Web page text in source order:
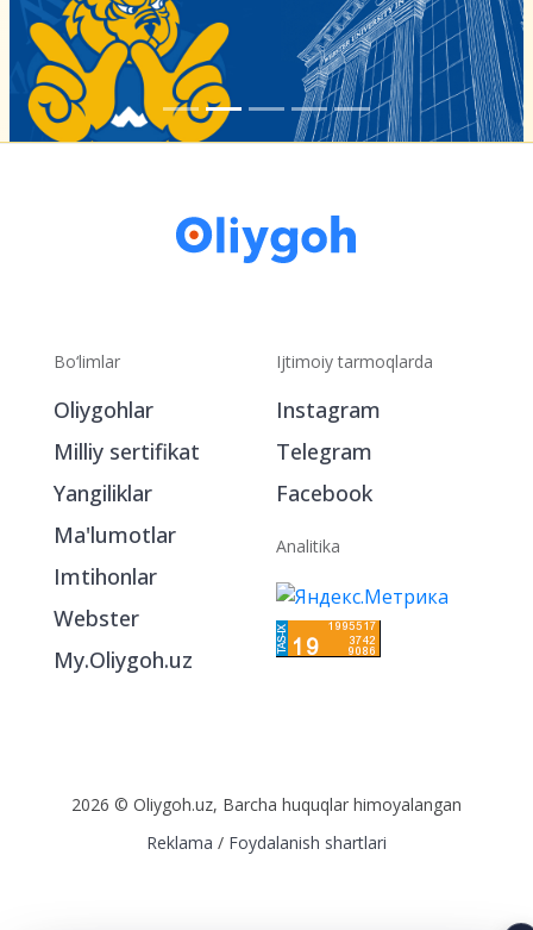
Bo‘limlar
Oliygohlar
Milliy sertifikat
Yangiliklar
Ma'lumotlar
Imtihonlar
Webster
My.Oliygoh.uz
Ijtimoiy tarmoqlarda
Instagram
Telegram
Facebook
Analitika
2026 © Oliygoh.uz, Barcha huquqlar himoyalangan
Reklama / Foydalanish shartlari